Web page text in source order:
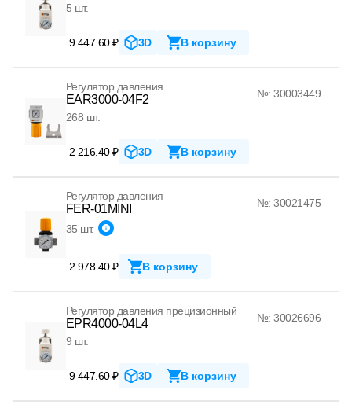
5 шт.
9 447.60 ₽ 3D В корзину
Регулятор давления
EAR3000-04F2
№: 30003449
268 шт.
2 216.40 ₽ 3D В корзину
Регулятор давления
FER-01MINI №: 30021475
35 шт.
2 978.40 ₽ В корзину
Регулятор давления прецизионный
EPR4000-04L4
№: 30026696
9 шт.
9 447.60 ₽ 3D В корзину